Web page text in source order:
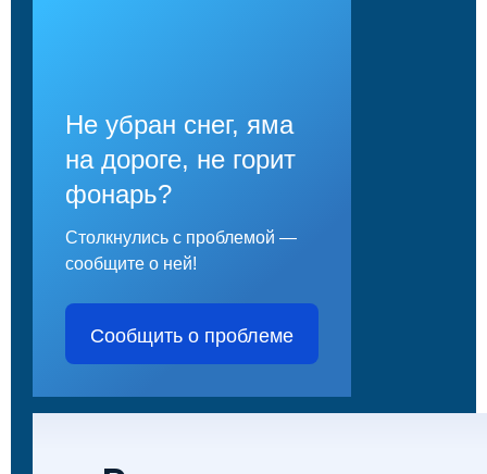
Не убран снег, яма
на дороге, не горит
фонарь?
Столкнулись с проблемой —
сообщите о ней!
Сообщить о проблеме